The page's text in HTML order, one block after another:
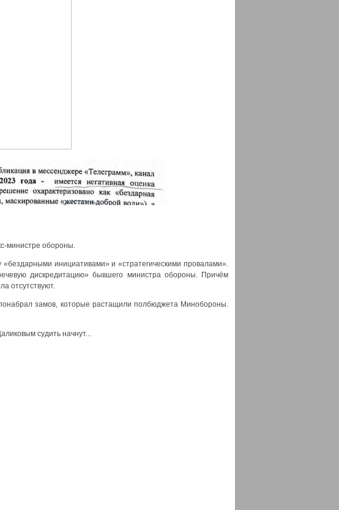
министре обороны.
инициативами» и «стратегическими провалами».
дискредитацию» бывшего министра обороны. Причём
отсутствуют.
замов, которые растащили полбюджета Минобороны.
судить начнут...